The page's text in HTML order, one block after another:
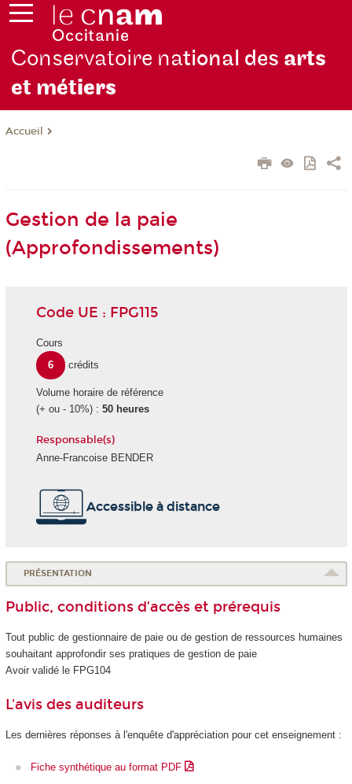
Conservatoire national des arts
et métiers
Accueil
Gestion de la paie
(Approfondissements)
Code UE : FPG115
Cours
6
crédits
Volume horaire de référence
(+ ou - 10%) : 50 heures
Responsable(s)
Anne-Francoise BENDER
Accessible à distance
PRÉSENTATION
Public, conditions d’accès et prérequis
Tout public de gestionnaire de paie ou de gestion de ressources humaines
souhaitant approfondir ses pratiques de gestion de paie
Avoir validé le FPG104
L'avis des auditeurs
Les dernières réponses à l'enquête d'appréciation pour cet enseignement :
Fiche synthétique au format PDF